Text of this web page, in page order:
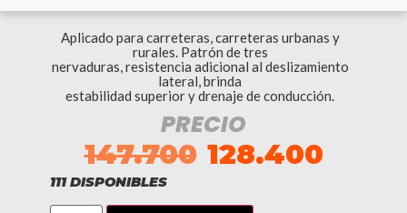
Aplicado para carreteras, carreteras urbanas y
rurales. Patrón de tres
nervaduras, resistencia adicional al deslizamiento
lateral, brinda
estabilidad superior y drenaje de conducción.
PRECIO
147.700 128.400
111 DISPONIBLES